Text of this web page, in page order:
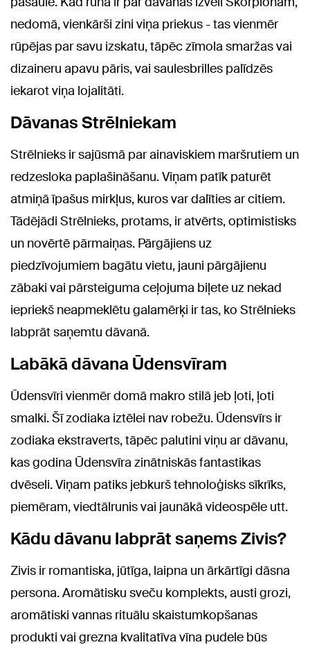
nedomā, vienkārši zini viņa priekus - tas vienmēr
rūpējas par savu izskatu, tāpēc zīmola smaržas vai
dizaineru apavu pāris, vai saulesbrilles palīdzēs
iekarot viņa lojalitāti.
Dāvanas Strēlniekam
Strēlnieks ir sajūsmā par ainaviskiem maršrutiem un
redzesloka paplašināšanu. Viņam patīk paturēt
atmiņā īpašus mirkļus, kuros var dalīties ar citiem.
Tādējādi Strēlnieks, protams, ir atvērts, optimistisks
un novērtē pārmaiņas. Pārgājiens uz
piedzīvojumiem bagātu vietu, jauni pārgājienu
zābaki vai pārsteiguma ceļojuma biļete uz nekad
iepriekš neapmeklētu galamērķi ir tas, ko Strēlnieks
labprāt saņemtu dāvanā.
Labākā dāvana Ūdensvīram
Ūdensvīri vienmēr domā makro stilā jeb ļoti, ļoti
smalki. Šī zodiaka iztēlei nav robežu. Ūdensvīrs ir
zodiaka ekstraverts, tāpēc palutini viņu ar dāvanu,
kas godina Ūdensvīra zinātniskās fantastikas
dvēseli. Viņam patiks jebkurš tehnoloģisks sīkrīks,
piemēram, viedtālrunis vai jaunākā videospēle utt.
Kādu dāvanu labprāt saņems Zivis?
Zivis ir romantiska, jūtīga, laipna un ārkārtīgi dāsna
persona. Aromātisku sveču komplekts, austi grozi,
aromātiski vannas rituālu skaistumkopšanas
produkti vai grezna kvalitatīva vīna pudele būs